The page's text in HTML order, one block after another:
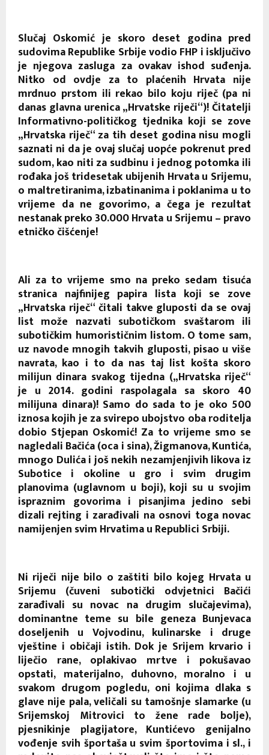
Slučaj Oskomić je skoro deset godina pred
sudovima Republike Srbije vodio FHP i isključivo
je njegova zasluga za ovakav ishod suđenja.
Nitko od ovdje za to plaćenih Hrvata nije
mrdnuo prstom ili rekao bilo koju riječ (pa ni
danas glavna urenica „Hrvatske riječi“)! Čitatelji
Informativno-političkog tjednika koji se zove
„Hrvatska riječ“ za tih deset godina nisu mogli
saznati ni da je ovaj slučaj uopće pokrenut pred
sudom, kao niti za sudbinu i jednog potomka ili
rođaka još tridesetak ubijenih Hrvata u Srijemu,
o maltretiranima, izbatinanima i poklanima u to
vrijeme da ne govorimo, a čega je rezultat
nestanak preko 30.000 Hrvata u Srijemu – pravo
etničko čišćenje!
Ali za to vrijeme smo na preko sedam tisuća
stranica najfinijeg papira lista koji se zove
„Hrvatska riječ“ čitali takve gluposti da se ovaj
list može nazvati subotičkom svaštarom ili
subotičkim humorističnim listom. O tome sam,
uz navode mnogih takvih gluposti, pisao u više
navrata, kao i to da nas taj list košta skoro
milijun dinara svakog tijedna („Hrvatska riječ“
je u 2014. godini raspolagala sa skoro 40
milijuna dinara)! Samo do sada to je oko 500
iznosa kojih je za svirepo ubojstvo oba roditelja
dobio Stjepan Oskomić! Za to vrijeme smo se
nagledali Bačića (oca i sina), Žigmanova, Kuntića,
mnogo Dulića i još nekih nezamjenjivih likova iz
Subotice i okoline u gro i svim drugim
planovima (uglavnom u boji), koji su u svojim
ispraznim govorima i pisanjima jedino sebi
dizali rejting i zarađivali na osnovi toga novac
namijenjen svim Hrvatima u Republici Srbiji.
Ni riječi nije bilo o zaštiti bilo kojeg Hrvata u
Srijemu (čuveni subotički odvjetnici Bačići
zarađivali su novac na drugim slučajevima),
dominantne teme su bile geneza Bunjevaca
doseljenih u Vojvodinu, kulinarske i druge
vještine i običaji istih. Dok je Srijem krvario i
liječio rane, oplakivao mrtve i pokušavao
opstati, materijalno, duhovno, moralno i u
svakom drugom pogledu, oni kojima dlaka s
glave nije pala, veličali su tamošnje slamarke (u
Srijemskoj Mitrovici to žene rade bolje),
pjesnikinje plagijatore, Kuntićevo genijalno
vođenje svih športaša u svim športovima i sl., i